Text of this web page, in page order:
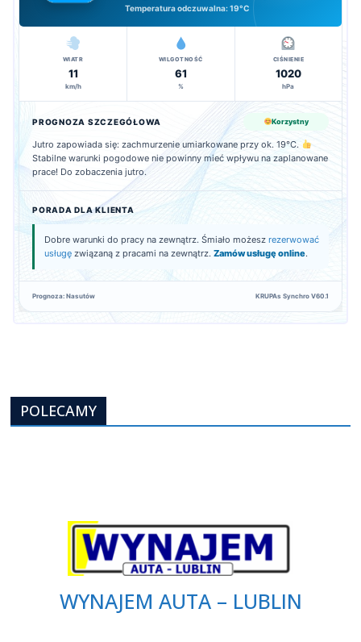
Temperatura odczuwalna:19°C
WIATR
11
km/h
WILGOTNOŚĆ
61
%
CIŚNIENIE
1020
hPa
PROGNOZA SZCZEGÓŁOWA Korzystny
Jutro zapowiada się: zachmurzenie umiarkowane przy ok. 19°C.
Stabilne warunki pogodowe nie powinny mieć wpływu na zaplanowane
prace! Do zobaczenia jutro.
PORADA DLA KLIENTA
Dobre warunki do pracy na zewnątrz. Śmiało możesz rezerwować
usługę związaną z pracami na zewnątrz. Zamów usługę online.
Prognoza: Nasutów KRUPAs Synchro V60.1
POLECAMY
WYNAJEM AUTA – LUBLIN